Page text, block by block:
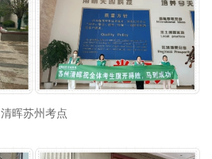
清晖苏州考点